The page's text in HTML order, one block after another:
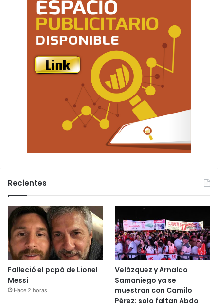
Recientes
Falleció el papá de Lionel
Messi
Hace 2 horas
Velázquez y Arnaldo
Samaniego ya se
muestran con Camilo
Pérez; solo faltan Abdo